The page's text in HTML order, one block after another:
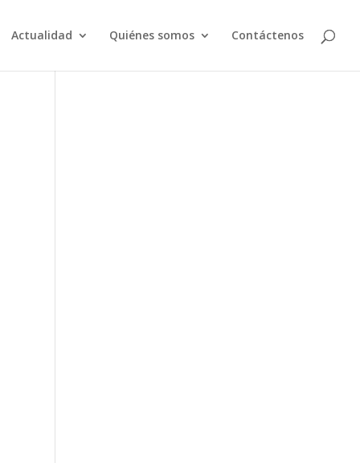
Actualidad Quiénes somos Contáctenos